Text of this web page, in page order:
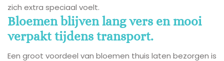
zich extra speciaal voelt.
Bloemen blijven lang vers en mooi
verpakt tijdens transport.
Een groot voordeel van bloemen thuis laten bezorgen is